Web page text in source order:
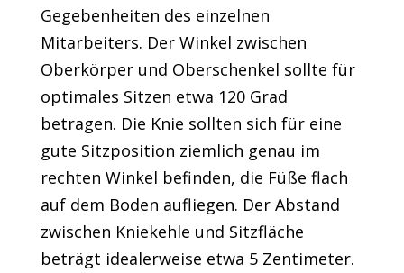
Gegebenheiten des einzelnen
Mitarbeiters. Der Winkel zwischen
Oberkörper und Oberschenkel sollte für
optimales Sitzen etwa 120 Grad
betragen. Die Knie sollten sich für eine
gute Sitzposition ziemlich genau im
rechten Winkel befinden, die Füße flach
auf dem Boden aufliegen. Der Abstand
zwischen Kniekehle und Sitzfläche
beträgt idealerweise etwa 5 Zentimeter.